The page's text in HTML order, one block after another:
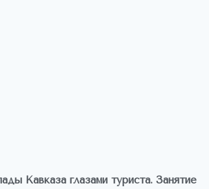
Кавказа глазами туриста. Занятие